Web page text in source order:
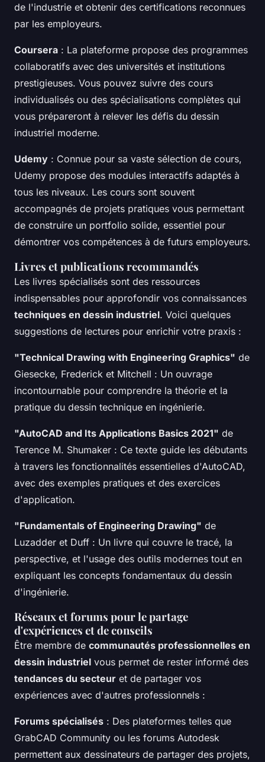
de l'industrie et obtenir des certifications reconnues
par les employeurs.
Coursera : La plateforme propose des programmes
collaboratifs avec des universités et institutions
prestigieuses. Vous pouvez suivre des cours
individualisés ou des spécialisations complètes qui
vous prépareront à relever les défis du dessin
industriel moderne.
Udemy : Connue pour sa vaste sélection de cours,
Udemy propose des modules interactifs adaptés à
tous les niveaux. Les cours sont souvent
accompagnés de projets pratiques vous permettant
de construire un portfolio solide, essentiel pour
démontrer vos compétences à de futurs employeurs.
Livres et publications recommandés
Les livres spécialisés sont des ressources
indispensables pour approfondir vos connaissances
techniques en dessin industriel. Voici quelques
suggestions de lectures pour enrichir votre praxis :
"Technical Drawing with Engineering Graphics" de
Giesecke, Frederick et Mitchell : Un ouvrage
incontournable pour comprendre la théorie et la
pratique du dessin technique en ingénierie.
"AutoCAD and Its Applications Basics 2021" de
Terence M. Shumaker : Ce texte guide les débutants
à travers les fonctionnalités essentielles d'AutoCAD,
avec des exemples pratiques et des exercices
d'application.
"Fundamentals of Engineering Drawing" de
Luzadder et Duff : Un livre qui couvre le tracé, la
perspective, et l'usage des outils modernes tout en
expliquant les concepts fondamentaux du dessin
d'ingénierie.
Réseaux et forums pour le partage
d'expériences et de conseils
Être membre de communautés professionnelles en
dessin industriel vous permet de rester informé des
tendances du secteur et de partager vos
expériences avec d'autres professionnels :
Forums spécialisés : Des plateformes telles que
GrabCAD Community ou les forums Autodesk
permettent aux dessinateurs de partager des projets,